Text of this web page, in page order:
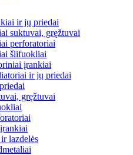
ir jų priedai
suktuvai, gręžtuvai
perforatoriai
šlifuokliai
įrankiai
ir jų priedai
gręžtuvai
lazdelės